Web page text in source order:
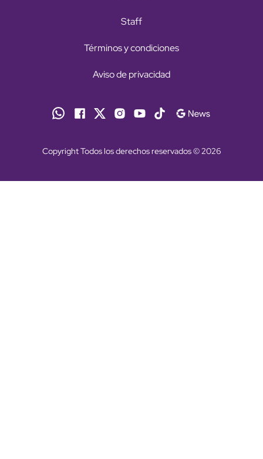
Staff
Términos y condiciones
Aviso de privacidad
Copyright Todos los derechos reservados © 2026